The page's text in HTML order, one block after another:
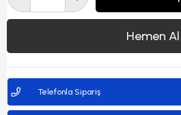
Telefonla Sipariş